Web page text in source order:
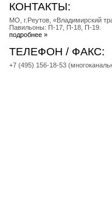
КОНТАКТЫ:
МО, г.Реутов, «Владимирский
Павильоны: П-17, П-18, П-19.
подробнее »
ТЕЛЕФОН / ФАКС:
+7 (495) 156-18-53